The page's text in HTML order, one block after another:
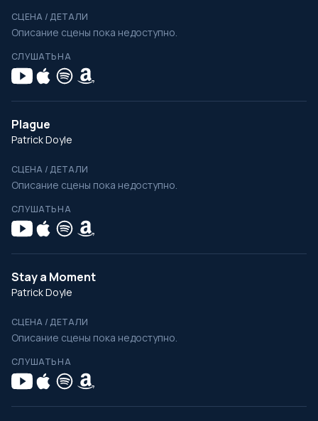
СЦЕНА / ДЕТАЛИ
Описание сцены пока недоступно.
СЛУШАТЬ НА
Plague
Patrick Doyle
СЦЕНА / ДЕТАЛИ
Описание сцены пока недоступно.
СЛУШАТЬ НА
Stay a Moment
Patrick Doyle
СЦЕНА / ДЕТАЛИ
Описание сцены пока недоступно.
СЛУШАТЬ НА